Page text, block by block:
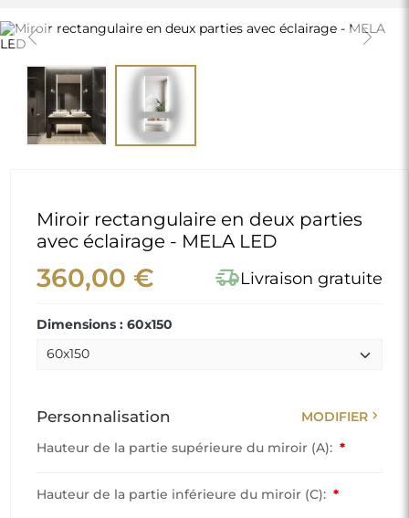
Previous Next
Miroir rectangulaire en deux parties
avec éclairage - MELA LED
360,00 € delivery_truck_speedLivraison gratuite
Dimensions : 60x150
Personnalisation MODIFIER chevron_right
Hauteur de la partie supérieure du miroir (A): *
Hauteur de la partie inférieure du miroir (C): *